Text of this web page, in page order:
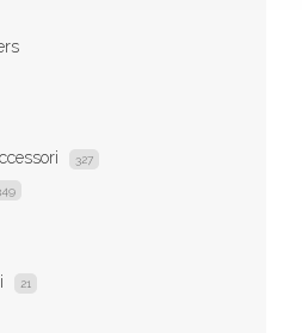
327
21